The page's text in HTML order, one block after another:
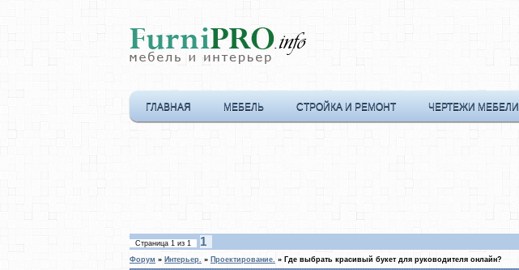
ГЛАВНАЯ МЕБЕЛЬ СТРОЙКА И РЕМОНТ ЧЕРТЕЖИ МЕБЕЛИ
Страница 1 из 1 1
Форум » Интерьер. » Проектирование. » Где выбрать красивый букет для руководителя онлайн?